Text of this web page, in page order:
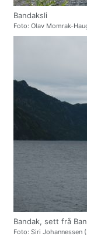
Bandaksli
Foto: Olav Momrak-
Bandak, sett frå
Foto: Siri Johannessen